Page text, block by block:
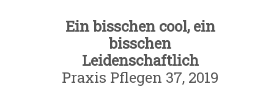
Ein bisschen cool, ein
bisschen
Leidenschaftlich
Praxis Pflegen 37, 2019